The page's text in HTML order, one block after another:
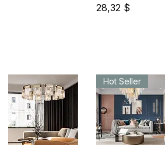
Цена
28,32 $
Hot Seller